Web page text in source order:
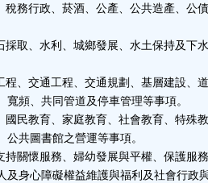
稅務行政、菸酒、公產、公共造產、公
採取、水利、城鄉發展、水土保持及下
程、交通工程、交通規劃、基層建設、
頻、共同管道及停車管理等事項。
國民教育、家庭教育、社會教育、特殊
共圖書館之營運等事項。
持關懷服務、婦幼發展與平權、保護服
身心障礙權益維護與福利及社會行政